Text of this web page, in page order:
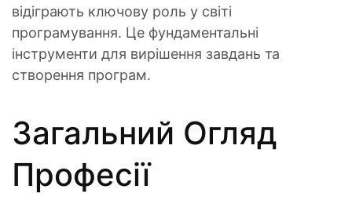
відіграють ключову роль у світі
програмування. Це фундаментальні
інструменти для вирішення завдань та
створення програм.
Загальний Огляд
Професії